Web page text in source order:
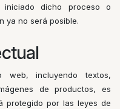
dicho proceso o
ya no será posible.
incluyendo textos,
de productos, es
protegido por las leyes de